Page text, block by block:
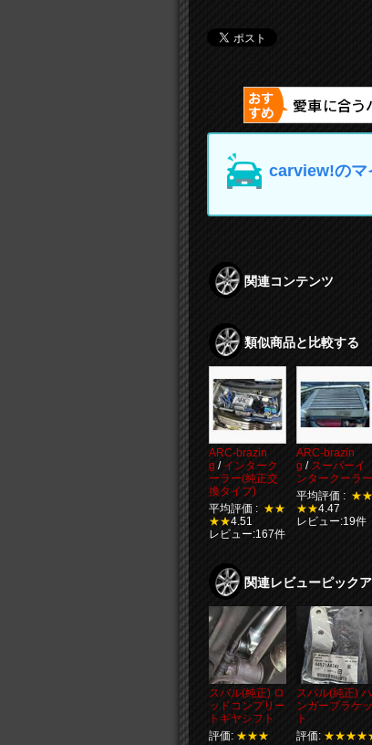
carview!のマ
関連コンテンツ
類似商品と比較する
ARC-brazin
g / インターク
ーラー(純正交
換タイプ)
平均評価 : ★★
★★4.51
レビュー:167件
ARC-brazin
g / スーパーイ
ンタークーラー
平均評価 : ★★
★★4.47
レビュー:19件
関連レビューピック
スバル(純正) ロ
ッドコンプリー
トギヤシフト
評価: ★★★
スバル(純正) ハ
ンガーブラケッ
ト
評価: